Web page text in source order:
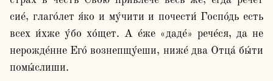
сие́, глаго́лет я́ко и му́чити и почести́ Госпо́дь есть
всех и́хже у́бо хо́щет. А е́же «даде́» рече́ся, да не
нерожде́нне Его́ вознепщу́еши, ниже́ два Отца́ бы́ти
помы́слиши.